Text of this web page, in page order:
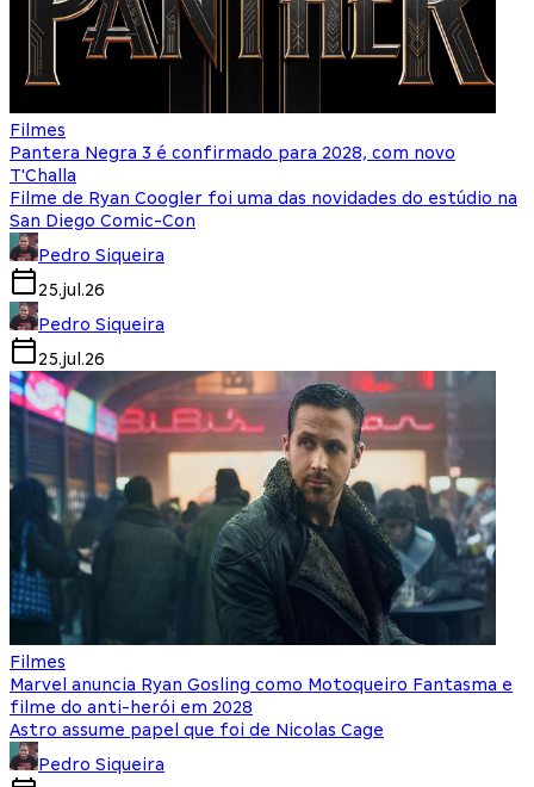
Filmes
Pantera Negra 3 é confirmado para 2028, com novo
T'Challa
Filme de Ryan Coogler foi uma das novidades do estúdio na
San Diego Comic-Con
Pedro Siqueira
25.jul.26
Pedro Siqueira
25.jul.26
Filmes
Marvel anuncia Ryan Gosling como Motoqueiro Fantasma e
filme do anti-herói em 2028
Astro assume papel que foi de Nicolas Cage
Pedro Siqueira